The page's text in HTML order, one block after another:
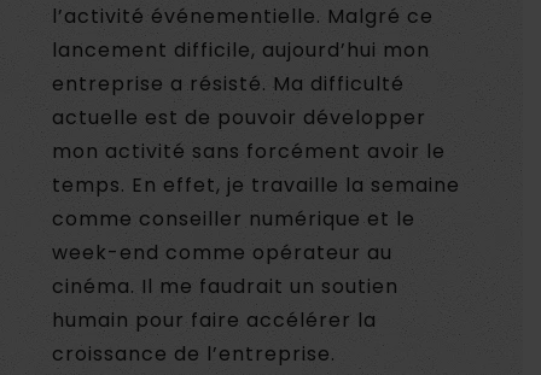
l’activité événementielle. Malgré ce
lancement difficile, aujourd’hui mon
entreprise a résisté. Ma difficulté
actuelle est de pouvoir développer
mon activité sans forcément avoir le
temps. En effet, je travaille la semaine
comme conseiller numérique et le
week-end comme opérateur au
cinéma. Il me faudrait un soutien
humain pour faire accélérer la
croissance de l’entreprise.